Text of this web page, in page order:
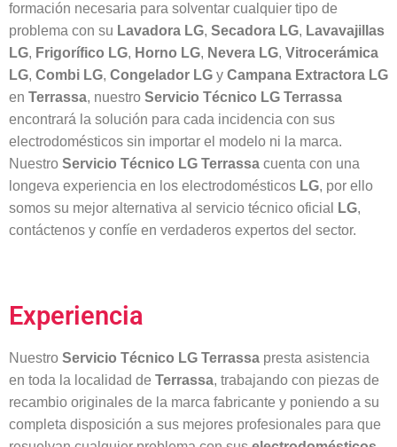
formación necesaria para solventar cualquier tipo de
problema con su Lavadora LG, Secadora LG, Lavavajillas
LG, Frigorífico LG, Horno LG, Nevera LG, Vitrocerámica
LG, Combi LG, Congelador LG y Campana Extractora LG
en Terrassa, nuestro Servicio Técnico LG Terrassa
encontrará la solución para cada incidencia con sus
electrodomésticos sin importar el modelo ni la marca.
Nuestro Servicio Técnico LG Terrassa cuenta con una
longeva experiencia en los electrodomésticos LG, por ello
somos su mejor alternativa al servicio técnico oficial
LG,
contáctenos y confíe en verdaderos expertos del sector.
Experiencia
Nuestro Servicio Técnico LG Terrassa presta asistencia
en toda la localidad de Terrassa, trabajando con piezas de
recambio originales de la marca fabricante y poniendo a su
completa disposición a sus mejores profesionales para que